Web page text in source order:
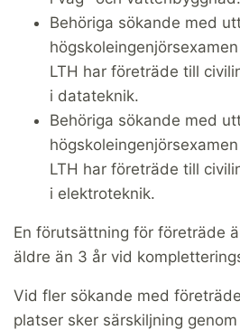
Behöriga sökande med
LTH har företräde till
i datateknik.
Behöriga sökande med
LTH har företräde till
i elektroteknik.
En förutsättning för företräde
äldre än 3 år vid
Vid fler sökande med
platser sker särskiljning